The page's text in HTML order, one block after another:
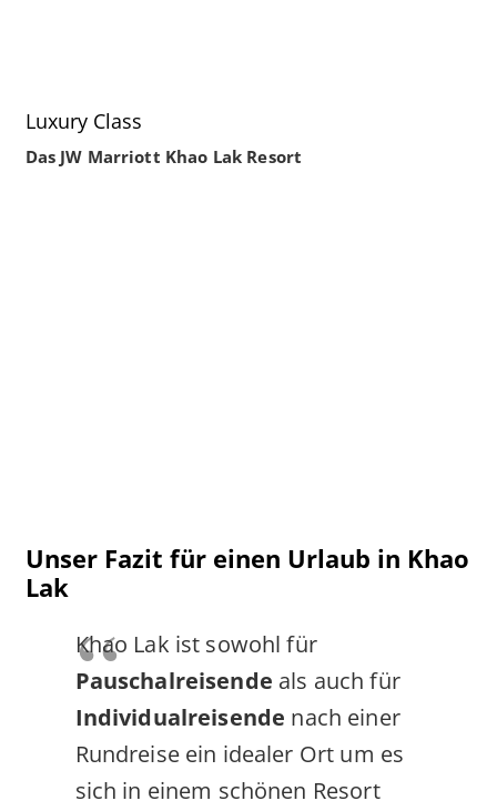
Luxury Class
Das JW Marriott Khao Lak Resort
Unser Fazit für einen Urlaub in Khao
Lak
Khao Lak ist sowohl für
Pauschalreisende als auch für
Individualreisende nach einer
Rundreise ein idealer Ort um es
sich in einem schönen Resort